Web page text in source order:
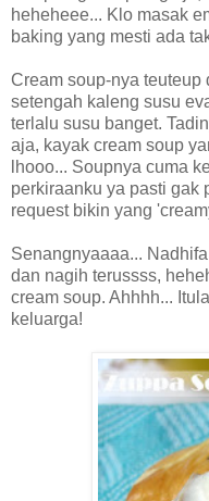
heheheee... Klo masak
baking yang mesti ada
Cream soup-nya teuteup
setengah kaleng susu
terlalu susu banget.
aja, kayak cream soup
lhooo... Soupnya cuma
perkiraanku ya pasti gak
request bikin yang
Senangnyaaaa...
dan nagih terussss,
cream soup. Ahhhh...
keluarga!